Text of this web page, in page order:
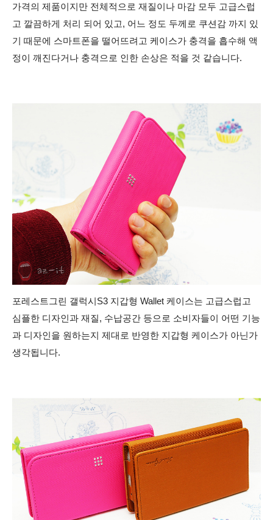
가격의 제품이지만 전체적으로 재질이나 마감 모두 고급스럽
고 깔끔하게 처리 되어 있고, 어느 정도 두께로 쿠션감 까지 있
기 때문에 스마트폰을 떨어뜨려고 케이스가 충격을 흡수해 액
정이 깨진다거나 충격으로 인한 손상은 적을 것 같습니다.
포레스트그린 갤럭시S3 지갑형 Wallet 케이스는 고급스럽고
심플한 디자인과 재질, 수납공간 등으로 소비자들이 어떤 기능
과 디자인을 원하는지 제대로 반영한 지갑형 케이스가 아닌가
생각됩니다.